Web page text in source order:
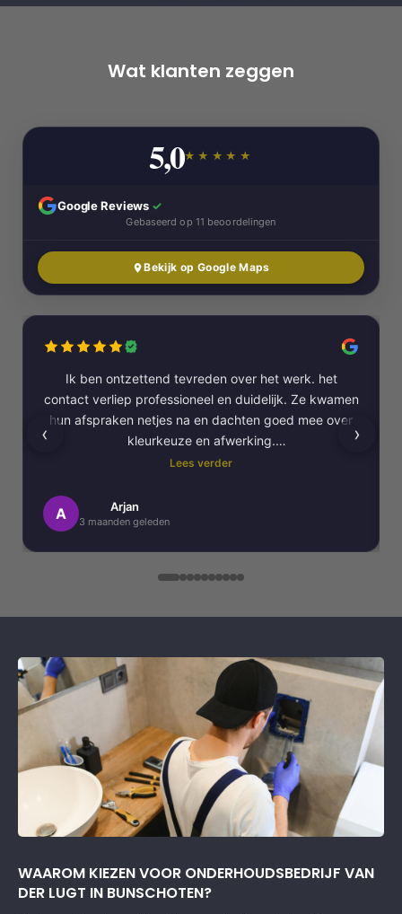
Wat klanten zeggen
5,0★★★★★
Google Reviews ✓
Gebaseerd op 11 beoordelingen
Bekijk op Google Maps
Ik ben ontzettend tevreden over het werk. het
contact verliep professioneel en duidelijk. Ze kwamen
hun afspraken netjes na en dachten goed mee over
kleurkeuze en afwerking.
uitgevoerd. Alles is strak afgewerkt en ze werkten
netjes en zorgvuldig, met oog voor detail. .
Lees verder
A Arjan
3 maanden geleden
‹ ›
WAAROM KIEZEN VOOR ONDERHOUDSBEDRIJF VAN
DER LUGT IN BUNSCHOTEN?